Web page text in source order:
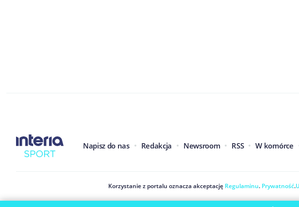
Napisz do nas Redakcja Newsroom RSS W komórce
Korzystanie z portalu oznacza akceptacjęRegulaminu.Prywatność.